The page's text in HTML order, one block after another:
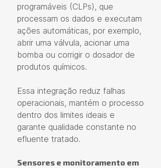
programáveis (CLPs), que
processam os dados e executam
ações automáticas, por exemplo,
abrir uma válvula, acionar uma
bomba ou corrigir o dosador de
produtos químicos.
Essa integração reduz falhas
operacionais, mantém o processo
dentro dos limites ideais e
garante qualidade constante no
efluente tratado.
Sensores e monitoramento em